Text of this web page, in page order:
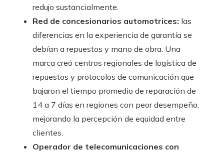
redujo sustancialmente.
Red de concesionarios automotrices: las
diferencias en la experiencia de garantía se
debían a repuestos y mano de obra. Una
marca creó centros regionales de logística de
repuestos y protocolos de comunicación que
bajaron el tiempo promedio de reparación de
14 a 7 días en regiones con peor desempeño,
mejorando la percepción de equidad entre
clientes.
Operador de telecomunicaciones con